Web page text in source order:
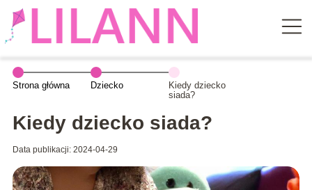
Strona główna Dziecko
Kiedy dziecko
siada?
Kiedy dziecko siada?
Data publikacji: 2024-04-29